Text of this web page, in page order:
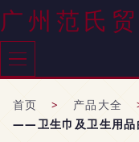
广州范氏
首页 > 产品大全
——卫生巾及卫生用品